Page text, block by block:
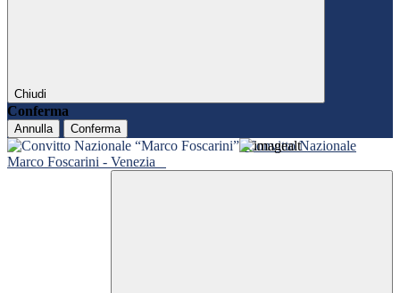
Chiudi
Conferma
Annulla Conferma
Convitto Nazionale
Marco Foscarini - Venezia